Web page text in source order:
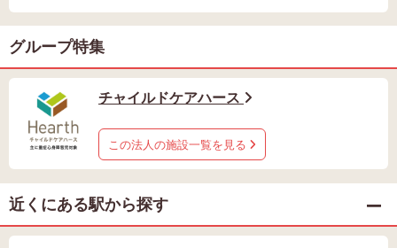
グループ特集
チャイルドケアハース
この法人の施設一覧を見る
近くにある駅から探す